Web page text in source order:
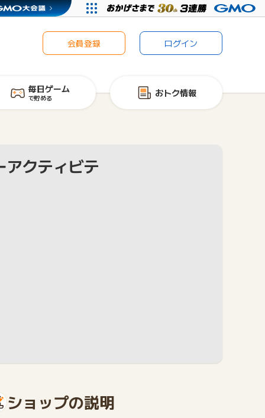
会員登録 ログイン
毎日ゲーム
で貯める おトク情報
クティビテ
ショップの説明